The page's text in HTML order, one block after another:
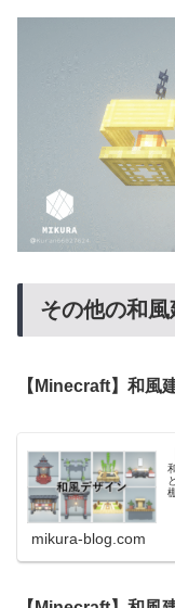
その他の和
【Minecraft】和風
mikura-blog.com